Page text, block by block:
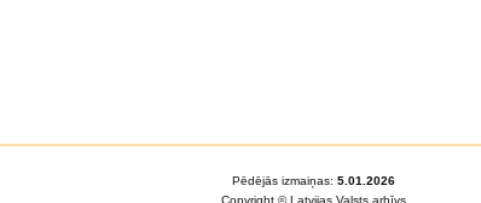
Pēdējās izmaiņas: 5.01.2026
Copyright © Latvijas Valsts arhīvs